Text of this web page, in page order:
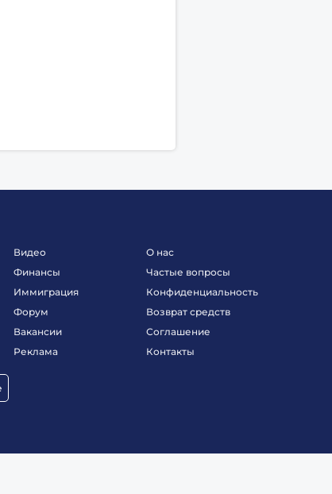
Видео
Финансы
Иммиграция
Форум
Вакансии
Реклама
О нас
Частые вопросы
Конфиденциальность
Возврат средств
Соглашение
Контакты